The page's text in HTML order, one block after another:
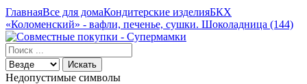
ГлавнаяВсе для домаКондитерские изделияБКХ
«Коломенский» - вафли, печенье, сушки. Шоколадница (144)
Искать
Недопустимые символы